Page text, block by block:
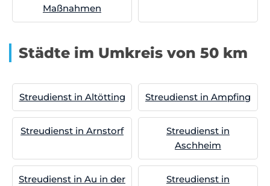
Maßnahmen
Städte im Umkreis von 50 km
Streudienst in Altötting Streudienst in Ampfing
Streudienst in Arnstorf
Streudienst in
Aschheim
Streudienst in Au in der
Streudienst in